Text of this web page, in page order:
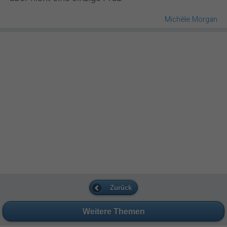
Michèle Morgan
Zurück
Weitere Themen